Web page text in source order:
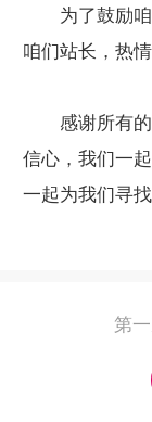
为了鼓励咱
咱们站长，热
感谢所有的
信心，我们一
一起为我们寻
第